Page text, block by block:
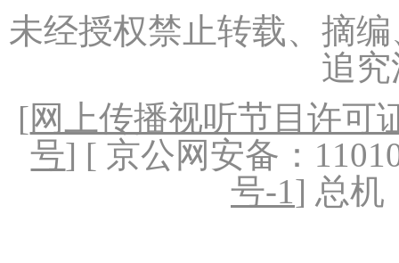
未经授权禁止转载、摘
追
[网上传播视听节目许可
号] [ 京公网安备：
号-1] 总机